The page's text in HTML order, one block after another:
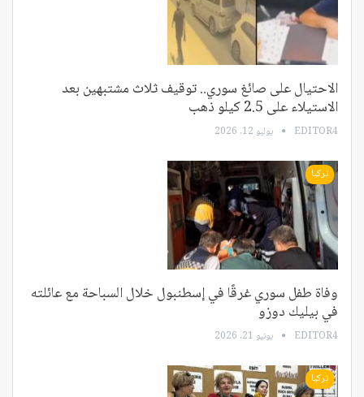
الاحتيال على صائغ سوري.. توقيف ثلاث مشتبهين بعد
الاستيلاء على 2.5 كيلو ذهب
EDITOR4 يوليو 12, 2026
تركيا
وفاة طفل سوري غرقًا في إسطنبول خلال السباحة مع عائلته
في بيليك دوزو
EDITOR4 يونيو 21, 2026
تركيا